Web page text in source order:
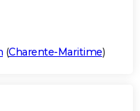
(Charente-Maritime)